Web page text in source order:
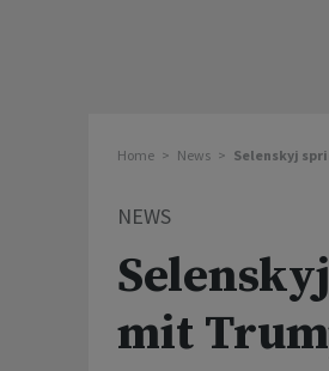
Home News Selenskyj
NEWS
mit